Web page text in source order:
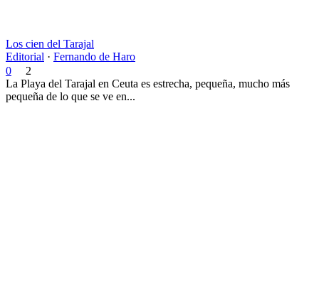
Los cien del Tarajal
Editorial · Fernando de Haro
0
2
La Playa del Tarajal en Ceuta es estrecha, pequeña, mucho más
pequeña de lo que se ve en...